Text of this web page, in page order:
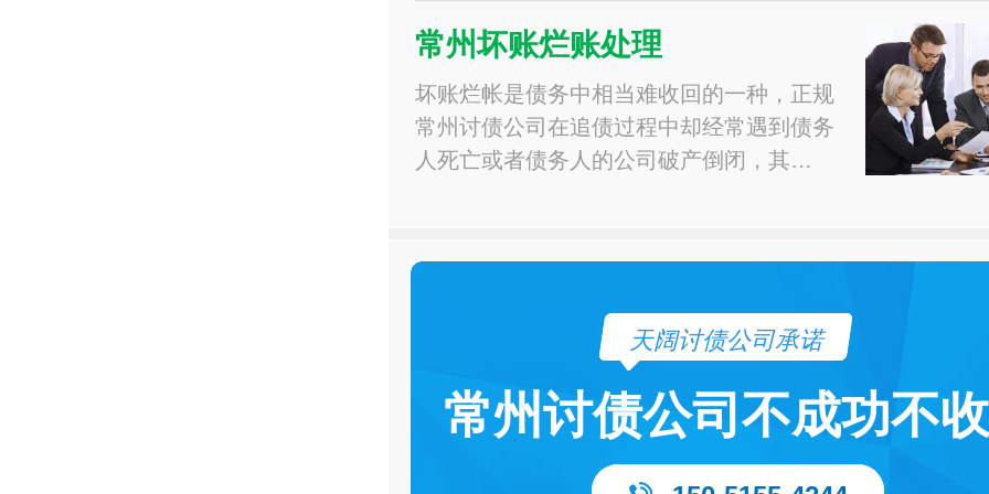
常州坏账烂账处理
坏账烂帐是债务中相当难收回的一种，正规
常州讨债公司在追债过程中却经常遇到债务
人死亡或者债务人的公司破产倒闭，其…
天阔讨债公司承诺
常州讨债公司不成功不